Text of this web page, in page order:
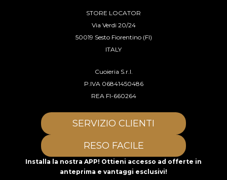
STORE LOCATOR
Via Verdi 20/24
50019 Sesto Fiorentino (FI)
ITALY
Cuoieria S.r.l.
P.IVA 06841450486
REA FI-660264
SERVIZIO CLIENTI
RESO FACILE
Installa la nostra APP! Ottieni accesso ad offerte in
anteprima e vantaggi esclusivi!